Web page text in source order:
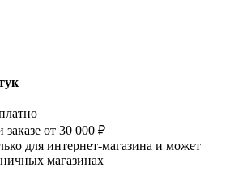
заказе от 30 000 ₽
для интернет-магазина и может
магазинах